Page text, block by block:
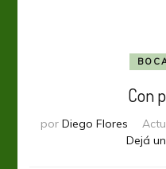
Con
por Diego Flores
Dejá